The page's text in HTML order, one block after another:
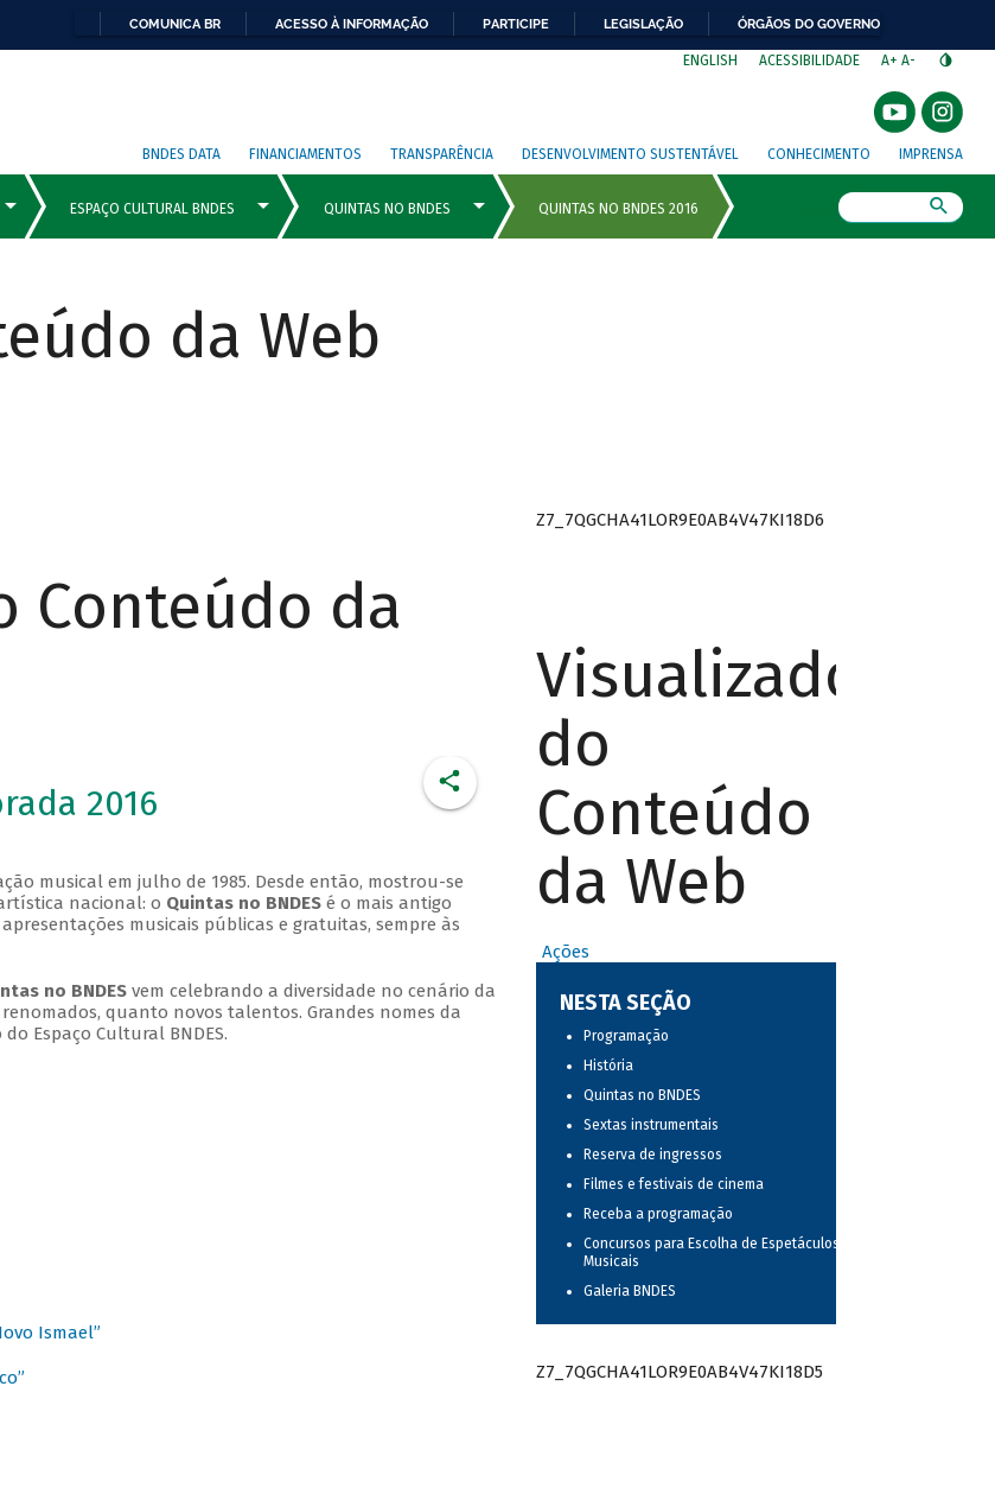
COMUNICA BR ACESSO À INFORMAÇÃO PARTICIPE LEGISLAÇÃO ÓRGÃOS DO GOVERNO
ENGLISH ACESSIBILIDADE A+ A-
BNDES DATA FINANCIAMENTOS TRANSPARÊNCIA DESENVOLVIMENTO SUSTENTÁVEL CONHECIMENTO IMPRENSA
da Web
Conteúdo da
2016
musical em julho de 1985. Desde então, mostrou-se
nacional: o Quintas no BNDESé o mais antigo
musicais públicas e gratuitas, sempre às
no BNDESvem celebrando a diversidade no cenário da
quanto novos talentos. Grandes nomes da
Espaço Cultural BNDES.
Ismael”
Z7_7QGCHA41LOR9E0AB4V47KI18D6
Visualizador
do
Conteúdo
da Web
Ações
NESTA SEÇÃO
Programação
História
Quintas no BNDES
Sextas instrumentais
Reserva de ingressos
Filmes e festivais de cinema
Receba a programação
Concursos para Escolha de Espetáculos
Musicais
Galeria BNDES
Z7_7QGCHA41LOR9E0AB4V47KI18D5